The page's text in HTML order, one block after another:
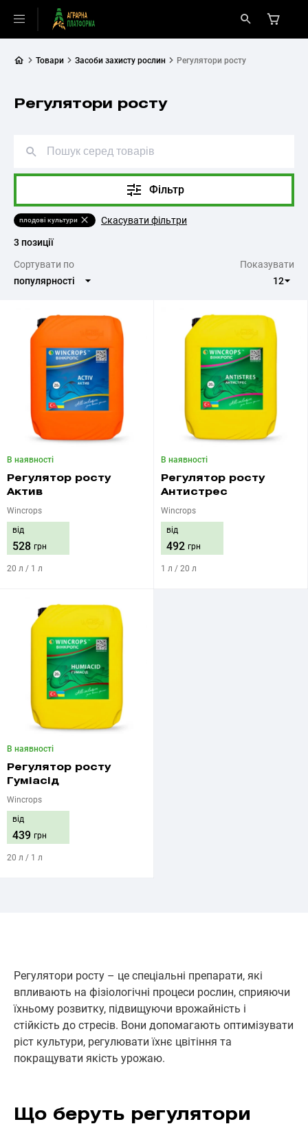
Товари Засоби захисту рослин Регулятори росту
Регулятори росту
плодові культури Скасувати фільтри
Фільтр
3 позиції
Cортувати по
Показувати
В наявності
Регулятор росту
Актив
Wincrops
від
528 грн
20 л / 1 л
В наявності
Регулятор росту
Антистрес
Wincrops
від
492 грн
1 л / 20 л
В наявності
Регулятор росту
Гуміасід
Wincrops
від
439 грн
20 л / 1 л
Регулятори росту – це спеціальні препарати, які
впливають на фізіологічні процеси рослин, сприяючи
їхньому розвитку, підвищуючи врожайність і
стійкість до стресів. Вони допомагають оптимізувати
ріст культури, регулювати їхнє цвітіння та
покращувати якість урожаю.
Що беруть регулятори